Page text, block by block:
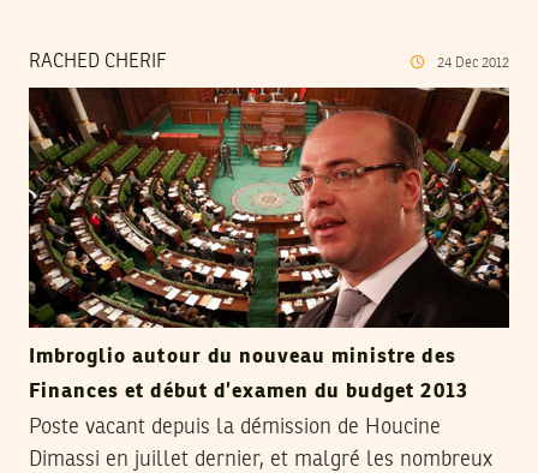
RACHED CHERIF 24 Dec 2012
Imbroglio autour du nouveau ministre des
Finances et début d’examen du budget 2013
Poste vacant depuis la démission de Houcine
Dimassi en juillet dernier, et malgré les nombreux